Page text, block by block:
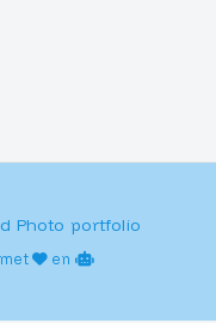
Photo portfolio
en